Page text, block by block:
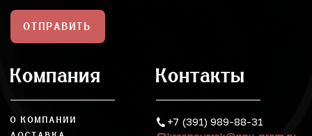
ОТПРАВИТЬ
Компания
О КОМПАНИИ
Контакты
+7 (391) 989-88-31